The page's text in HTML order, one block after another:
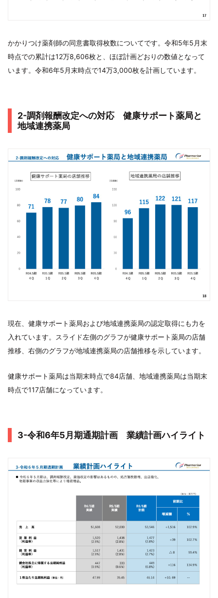
かかりつけ薬剤師の同意書取得枚数についてです。令和5年5月末
時点での累計は12万8,606枚と、ほぼ計画どおりの数値となって
います。令和6年5月末時点で14万3,000枚を計画しています。
2-調剤報酬改定への対応 健康サポート薬局と
地域連携薬局
現在、健康サポート薬局および地域連携薬局の認定取得にも力を
入れています。スライド左側のグラフが健康サポート薬局の店舗
推移、右側のグラフが地域連携薬局の店舗推移を示しています。
健康サポート薬局は当期末時点で84店舗、地域連携薬局は当期末
時点で117店舗になっています。
3-令和6年5月期通期計画 業績計画ハイライト